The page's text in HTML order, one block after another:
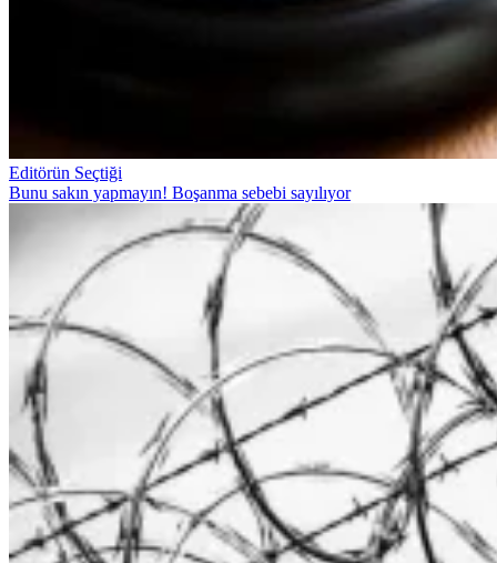
Editörün Seçtiği
Bunu sakın yapmayın! Boşanma sebebi sayılıyor